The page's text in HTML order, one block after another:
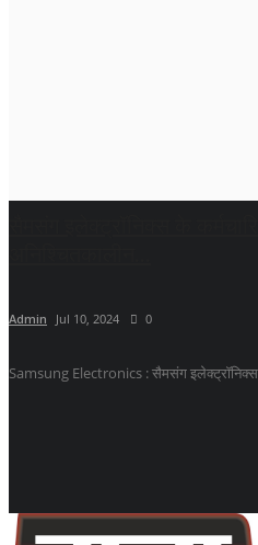
Admin Jul 10, 2024 0
Samsung Electronics : सैमसंग